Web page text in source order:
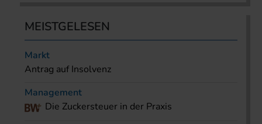
MEISTGELESEN
Markt
Antrag auf Insolvenz
Management
Die Zuckersteuer in der Praxis